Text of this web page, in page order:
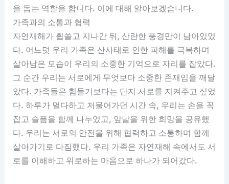
을 돕는 역할을 합니다. 이에 대해 알아보겠습니다.
가족과의 소통과 협력
자연재해가 휩쓸고 지나간 뒤, 산란한 풍경만이 남아있었
다. 어느덧 우리 가족은 산사태로 인한 피해를 극복하며
살아남은 모습이 우리의 소중한 기억으로 자리를 잡았다.
그 순간 우리는 서로에게 무엇보다 소중한 존재임을 깨달
았다. 가족들은 힘들기보다는 단지 서로를 지켜주고 싶었
다. 하루가 멀다하고 저물어가던 시간 속, 우리는 손을 꼭
잡고 슬픔을 함께 나누었고, 앞날을 위한 희망을 공유했
다. 우리는 서로의 안전을 위해 협력하고 소통하며 함께
살아가기로 다짐했다. 우리 가족은 자연재해 속에서도 서
로를 이해하고 위로하는 마음으로 하나가 되어갔다.